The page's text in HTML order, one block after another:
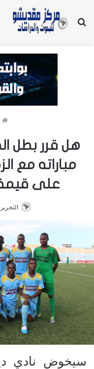
بحث
هل قرر بطل
مباراته مع
على قيمة
التحرير
سيخوض
نادي